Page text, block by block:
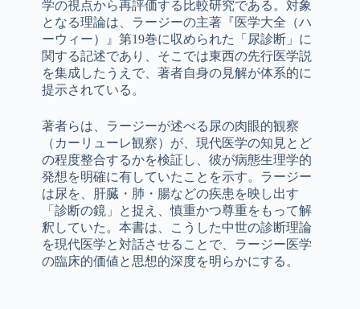
学の視点から再評価する比較研究である。対象
となる理論は、ラージーの主著『医学大全（ハ
ーウィー）』第19巻に収められた「尿診断」に
関する記述であり、そこでは東西の先行医学説
を集成したうえで、著者自身の見解が体系的に
提示されている。
著者らは、ラージーが述べる尿の肉眼的観察
（カーリューレ観察）が、現代医学の知見とど
の程度整合するかを検証し、彼が病態生理学的
発想を明確に有していたことを示す。ラージー
は尿を、肝臓・肺・腸などの疾患を映し出す
「診断の鏡」と捉え、慎重かつ尊重をもって解
釈していた。本書は、こうした中世の診断理論
を現代医学と対話させることで、ラージー医学
の臨床的価値と思想的深度を明らかにする。